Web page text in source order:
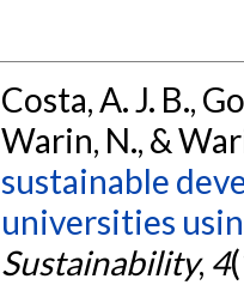
Costa, A. J. B.,
Warin, N., &
sustainable
universities
Sustainability, 4